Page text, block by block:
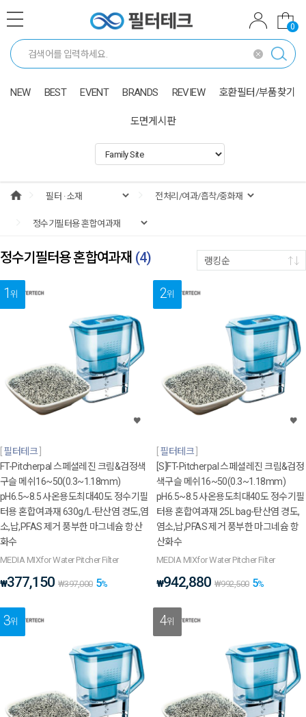
0
NEW BEST EVENT BRANDS REVIEW 호환필터/부품찾기
도면게시판
정수기필터용 혼합여과재 (4) 랭킹순
1위
필터테크
FT-Pitcherpal 스페셜레진 크림&검정색
구슬 메쉬16~50(0.3~1.18mm)
pH6.5~8.5 사온용도최대40도 정수기필
터용 혼합여과재 630g/L-탄산염 경도,염
소,납,PFAS 제거 풍부한 마그네슘 항산
화수
MEDIA MIXfor Water Pitcher Filter
₩377,150 ₩397,000 5%
2위
필터테크
[S]FT-Pitcherpal 스페셜레진 크림&검정
색구슬 메쉬16~50(0.3~1.18mm)
pH6.5~8.5 사온용도최대40도 정수기필
터용 혼합여과재 25L bag-탄산염 경도,
염소,납,PFAS 제거 풍부한 마그네슘 항
산화수
MEDIA MIXfor Water Pitcher Filter
₩942,880 ₩992,500 5%
3위 4위